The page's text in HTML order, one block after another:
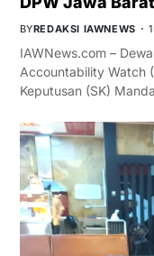
BYREDAKSI IAWNEWS
IAWNews.com –
Accountability Watch
Keputusan (SK)